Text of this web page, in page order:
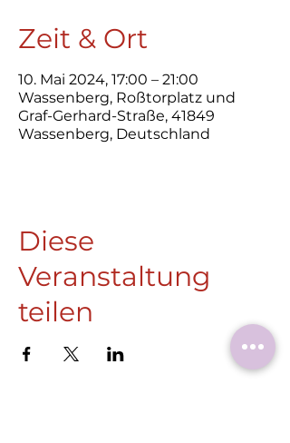
Zeit & Ort
10. Mai 2024, 17:00 – 21:00
Wassenberg, Roßtorplatz und
Graf-Gerhard-Straße, 41849
Wassenberg, Deutschland
Diese
Veranstaltung
teilen